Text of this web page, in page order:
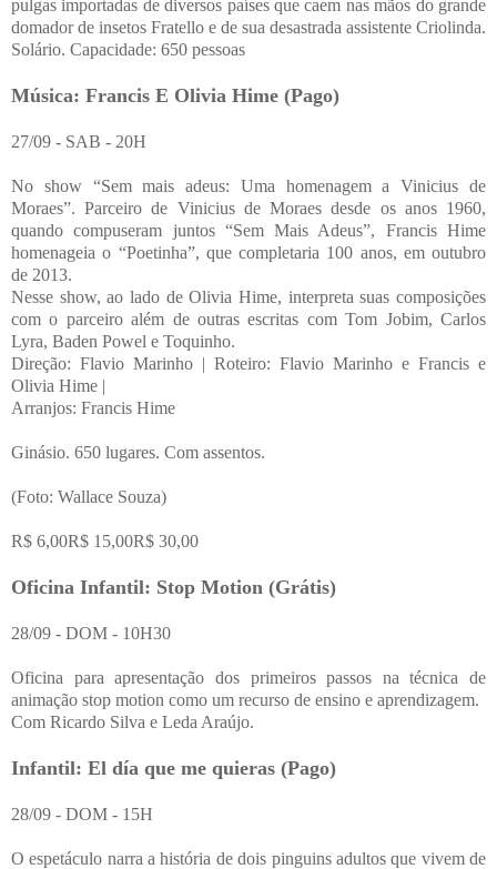
pulgas importadas de diversos países que caem nas mãos do grande
domador de insetos Fratello e de sua desastrada assistente Criolinda.
Solário. Capacidade: 650 pessoas
Música: Francis E Olivia Hime (Pago)
27/09 - SAB - 20H
No show “Sem mais adeus: Uma homenagem a Vinicius de
Moraes”. Parceiro de Vinicius de Moraes desde os anos 1960,
quando compuseram juntos “Sem Mais Adeus”, Francis Hime
homenageia o “Poetinha”, que completaria 100 anos, em outubro
de 2013.
Nesse show, ao lado de Olivia Hime, interpreta suas composições
com o parceiro além de outras escritas com Tom Jobim, Carlos
Lyra, Baden Powel e Toquinho.
Direção: Flavio Marinho | Roteiro: Flavio Marinho e Francis e
Olivia Hime |
Arranjos: Francis Hime
Ginásio. 650 lugares. Com assentos.
(Foto: Wallace Souza)
R$ 6,00R$ 15,00R$ 30,00
Oficina Infantil: Stop Motion (Grátis)
28/09 - DOM - 10H30
Oficina para apresentação dos primeiros passos na técnica de
animação stop motion como um recurso de ensino e aprendizagem.
Com Ricardo Silva e Leda Araújo.
Infantil: El día que me quieras (Pago)
28/09 - DOM - 15H
O espetáculo narra a história de dois pinguins adultos que vivem de